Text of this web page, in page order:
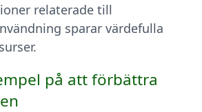
relaterade till
sparar värdefulla
på att förbättra